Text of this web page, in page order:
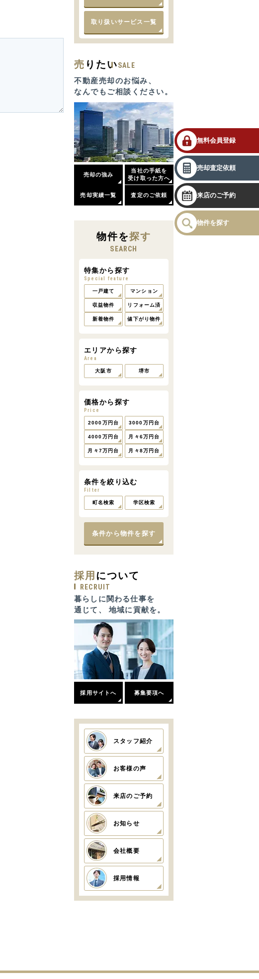
無料会員登録
売却査定依頼
来店のご予約
物件を探す
取り扱いサービス一覧
売 りたいSALE
不動産売却のお悩み、
なんでもご相談ください。
売却の強み
当社の手紙を
受け取った方へ
売却実績一覧 査定のご依頼
物件を探す
SEARCH
特集から探す
Special feature
一戸建て マンション
収益物件 リフォーム済
新着物件 値下がり物件
エリアから探す
Area
大阪市 堺市
価格から探す
Price
2000万円台 3000万円台
4000万円台 月々6万円台
月々7万円台 月々8万円台
条件を絞り込む
Filter
町名検索 学区検索
条件から物件を探す
採用 について
RECRUIT
暮らしに関わる仕事を
通じて、 地域に貢献を。
採用サイトへ 募集要項へ
スタッフ紹介
お客様の声
来店のご予約
お知らせ
会社概要
採用情報